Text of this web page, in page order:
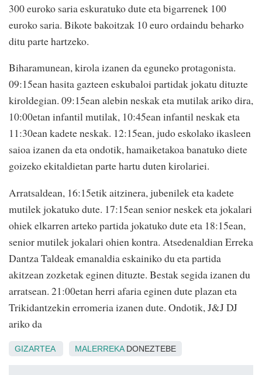
300 euroko saria eskuratuko dute eta bigarrenek 100
euroko saria. Bikote bakoitzak 10 euro ordaindu beharko
ditu parte hartzeko.
Biharamunean, kirola izanen da eguneko protagonista.
09:15ean hasita gazteen eskubaloi partidak jokatu dituzte
kiroldegian. 09:15ean alebin neskak eta mutilak ariko dira,
10:00etan infantil mutilak, 10:45ean infantil neskak eta
11:30ean kadete neskak. 12:15ean, judo eskolako ikasleen
saioa izanen da eta ondotik, hamaiketakoa banatuko diete
goizeko ekitaldietan parte hartu duten kirolariei.
Arratsaldean, 16:15etik aitzinera, jubenilek eta kadete
mutilek jokatuko dute. 17:15ean senior neskek eta jokalari
ohiek elkarren arteko partida jokatuko dute eta 18:15ean,
senior mutilek jokalari ohien kontra. Atsedenaldian Erreka
Dantza Taldeak emanaldia eskainiko du eta partida
akitzean zozketak eginen dituzte. Bestak segida izanen du
arratsean. 21:00etan herri afaria eginen dute plazan eta
Trikidantzekin erromeria izanen dute. Ondotik, J&J DJ
ariko da
GIZARTEA MALERREKADONEZTEBE